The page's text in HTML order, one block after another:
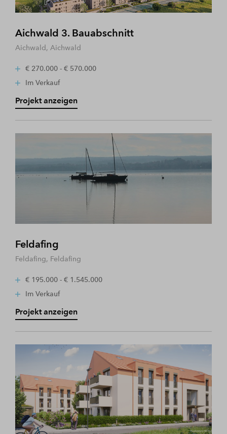
Aichwald 3. Bauabschnitt
Aichwald, Aichwald
€ 270.000 - € 570.000
Im Verkauf
Projekt anzeigen
Feldafing
Feldafing, Feldafing
€ 195.000 - € 1.545.000
Im Verkauf
Projekt anzeigen